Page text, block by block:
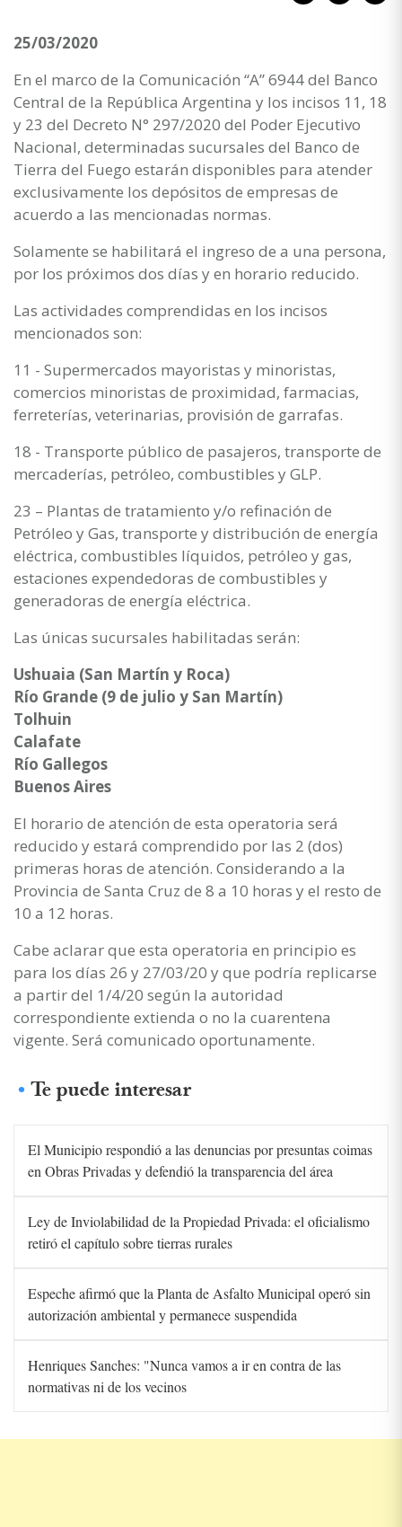
25/03/2020
En el marco de la Comunicación “A” 6944 del Banco
Central de la República Argentina y los incisos 11, 18
y 23 del Decreto N° 297/2020 del Poder Ejecutivo
Nacional, determinadas sucursales del Banco de
Tierra del Fuego estarán disponibles para atender
exclusivamente los depósitos de empresas de
acuerdo a las mencionadas normas.
Solamente se habilitará el ingreso de a una persona,
por los próximos dos días y en horario reducido.
Las actividades comprendidas en los incisos
mencionados son:
11 - Supermercados mayoristas y minoristas,
comercios minoristas de proximidad, farmacias,
ferreterías, veterinarias, provisión de garrafas.
18 - Transporte público de pasajeros, transporte de
mercaderías, petróleo, combustibles y GLP.
23 – Plantas de tratamiento y/o refinación de
Petróleo y Gas, transporte y distribución de energía
eléctrica, combustibles líquidos, petróleo y gas,
estaciones expendedoras de combustibles y
generadoras de energía eléctrica.
Las únicas sucursales habilitadas serán:
Ushuaia (San Martín y Roca)
Río Grande (9 de julio y San Martín)
Tolhuin
Calafate
Río Gallegos
Buenos Aires
El horario de atención de esta operatoria será
reducido y estará comprendido por las 2 (dos)
primeras horas de atención. Considerando a la
Provincia de Santa Cruz de 8 a 10 horas y el resto de
10 a 12 horas.
Cabe aclarar que esta operatoria en principio es
para los días 26 y 27/03/20 y que podría replicarse
a partir del 1/4/20 según la autoridad
correspondiente extienda o no la cuarentena
vigente. Será comunicado oportunamente.
Te puede interesar
El Municipio respondió a las denuncias por presuntas coimas
en Obras Privadas y defendió la transparencia del área
Ley de Inviolabilidad de la Propiedad Privada: el oficialismo
retiró el capítulo sobre tierras rurales
Espeche afirmó que la Planta de Asfalto Municipal operó sin
autorización ambiental y permanece suspendida
Henriques Sanches: "Nunca vamos a ir en contra de las
normativas ni de los vecinos